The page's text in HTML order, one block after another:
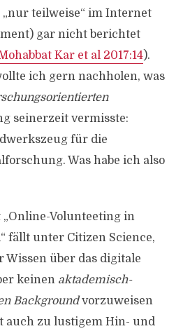
„nur teilweise“ im Internet
gar nicht berichtet
Kar et al 2017:14).
ich gern nachholen, was
seinerzeit vermisste:
für die
Was habe ich also
„Online-Volunteeting in
fällt unter Citizen Science,
Wissen über das digitale
keinen aktademisch-
Backgroundvorzuweisen
auch zu lustigem Hin- und